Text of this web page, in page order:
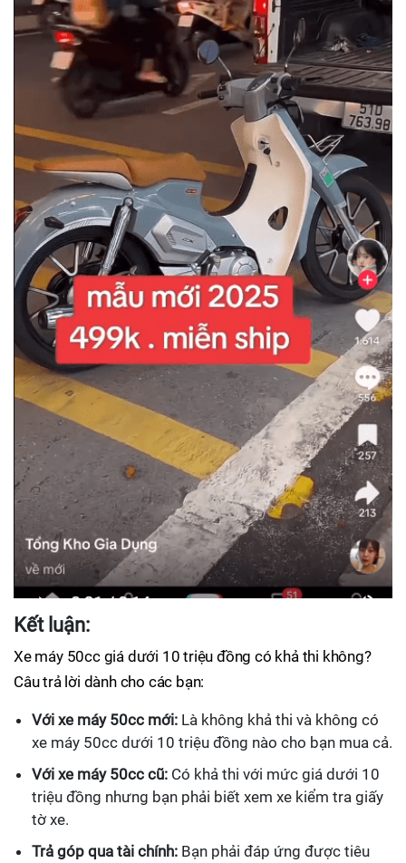
Kết luận:
Xe máy 50cc giá dưới 10 triệu đồng có khả thi không?
Câu trả lời dành cho các bạn:
Với xe máy 50cc mới: Là không khả thi và không có
xe máy 50cc dưới 10 triệu đồng nào cho bạn mua cả.
Với xe máy 50cc cũ: Có khả thi với mức giá dưới 10
triệu đồng nhưng bạn phải biết xem xe kiểm tra giấy
tờ xe.
Trả góp qua tài chính: Bạn phải đáp ứng được tiêu